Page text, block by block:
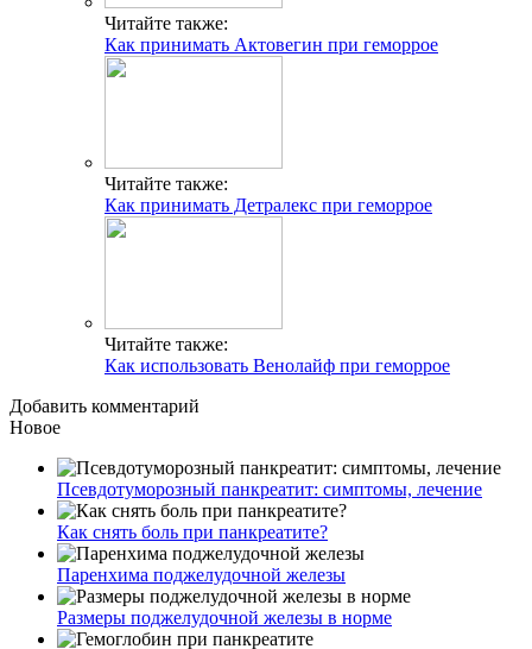
Читайте также:
Как принимать Актовегин при геморрое
Читайте также:
Как принимать Детралекс при геморрое
Читайте также:
Как использовать Венолайф при геморрое
Добавить комментарий
Новое
Псевдотуморозный панкреатит: симптомы, лечение
Как снять боль при панкреатите?
Паренхима поджелудочной железы
Размеры поджелудочной железы в норме